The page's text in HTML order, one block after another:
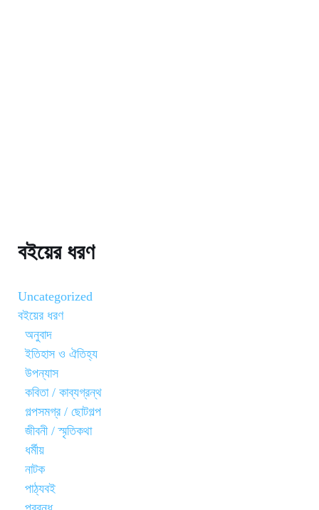
বইয়ের ধরণ
Uncategorized
বইয়ের ধরণ
অনুবাদ
ইতিহাস ও ঐতিহ্য
উপন্যাস
কবিতা / কাব্যগ্রন্থ
গল্পসমগ্র / ছোটগল্প
জীবনী / স্মৃতিকথা
ধর্মীয়
নাটক
পাঠ্যবই